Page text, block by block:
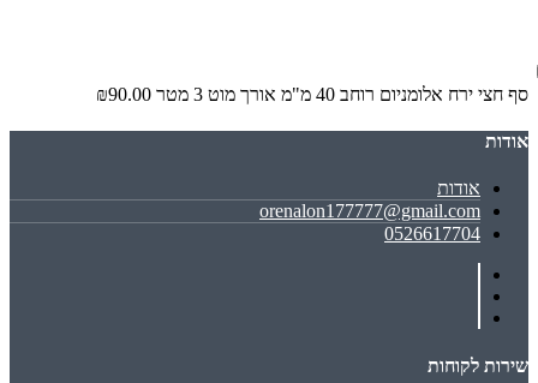
סף חצי ירח אלומניום רוחב 40 מ"מ אורך מוט 3 מטר ₪90.00
אודות
אודות
orenalon177777@gmail.com
0526617704
שירות לקוחות